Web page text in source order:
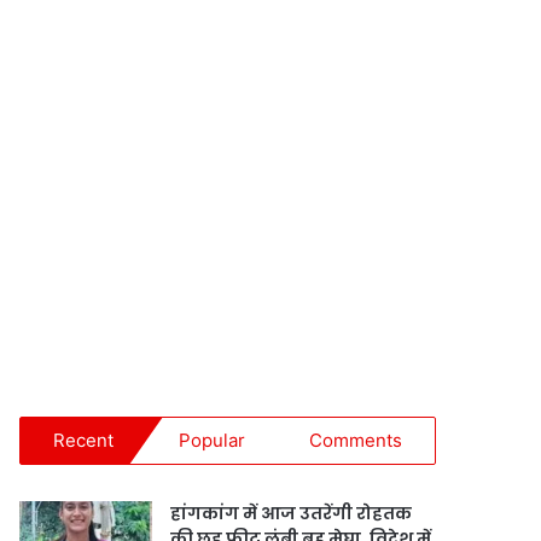
Recent Popular Comments
हांगकांग में आज उतरेंगी रोहतक